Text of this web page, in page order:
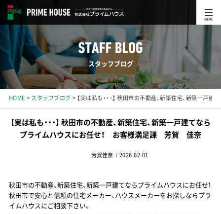
スタッフブログ
HOME スタッフブログ 【実は私も・・・】 秋田市の不動産、新築住宅、新築
【実は私も・・・】 秋田市の不動産、新築住宅、新築一戸建てなら
プライムハウスにお任せ！ お客様満足課 芳賀 佳奈
芳賀佳奈 2026.02.01
秋田市の不動産、新築住宅、新築一戸建てならプライムハウスにお任せ！
秋田市で安心と信頼の住宅メーカー、ハウスメーカーをお探しならプラ
イムハウスにご相談下さい。
MENU